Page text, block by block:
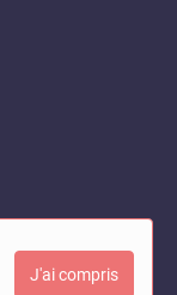
J'ai compris